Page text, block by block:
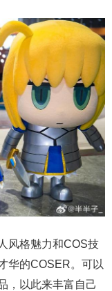
风格魅力和COS技
华的COSER。可以
，以此来丰富自己